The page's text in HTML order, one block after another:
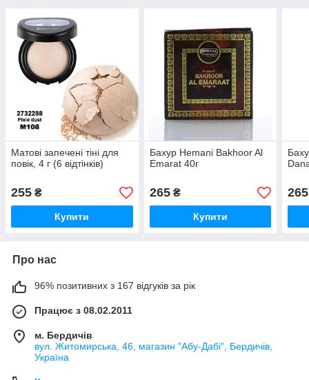
Матові запечені тіні для
повік, 4 г (6 відтінків)
255 ₴
Купити
Бахур Hemani Bakhoor Al
Emarat 40г
265₴
Купити
265
Про нас
96% позитивних з 167 відгуків за рік
Працює з 08.02.2011
м. Бердичів
вул. Житомирська, 46, магазин "Абу-Дабі", Бердичів,
Україна